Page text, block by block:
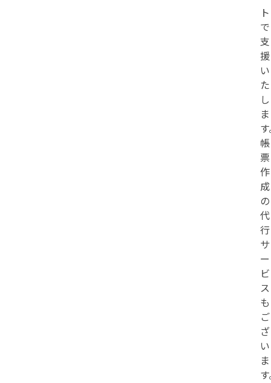
ト
で
支
援
い
た
し
ま
帳
票
作
成
の
代
行
サ
ー
ビ
ス
も
ご
ざ
い
ま